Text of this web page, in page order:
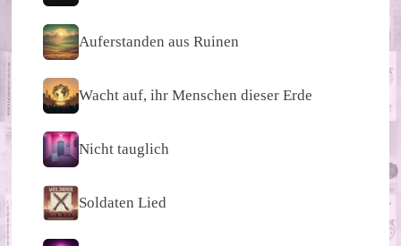
Auferstanden aus Ruinen
Wacht auf, ihr Menschen dieser Erde
Nicht tauglich
Soldaten Lied